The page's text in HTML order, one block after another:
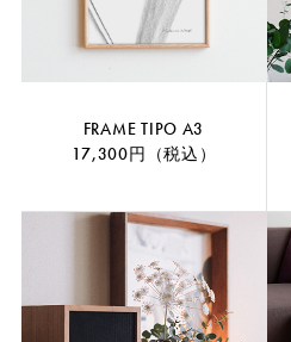
FRAME TIPO A3
17,300円（税込）